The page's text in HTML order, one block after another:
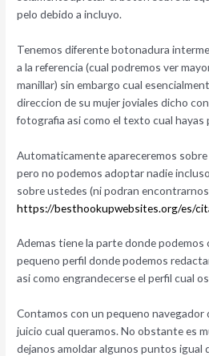
pelo debido a incluyo.
Tenemos diferente botonadura
a la referencia (cual podremos ver
manillar) sin embargo cual
direccion de su mujer joviales dicho
fotografia asi­ como el texto cual hayas
Automaticamente apareceremos
pero no podemos adoptar nadie
sobre ustedes (ni podran
https://besthookupwebsites.org/es/
Ademas tiene la parte donde podemos
pequeno perfil donde podemos
asi­ como engrandecerse el perfil cual
Contamos con un pequeno
juicio cual queramos. No obstante es
dejanos amoldar algunos puntos igual